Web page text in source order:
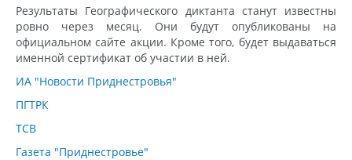
Результаты Географического диктанта станут известны
ровно через месяц. Они будут опубликованы на
официальном сайте акции. Кроме того, будет выдаваться
именной сертификат об участии в ней.
ИА "Новости Приднестровья"
ПГТРК
ТСВ
Газета "Приднестровье"